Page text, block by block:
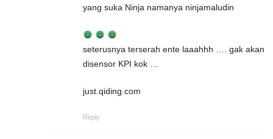
yang suka Ninja namanya ninjamaludin
seterusnya terserah ente laaahhh …. gak akan
disensor KPI kok …
just.qiding.com
Reply